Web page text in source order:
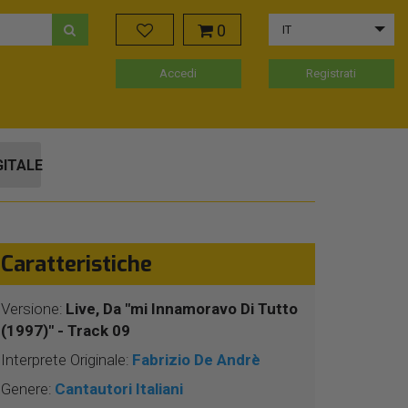
0 IT
Accedi Registrati
Caratteristiche
Versione: Live, Da "mi Innamoravo Di Tutto
(1997)" - Track 09
Interprete Originale: Fabrizio De Andrè
Genere: Cantautori Italiani